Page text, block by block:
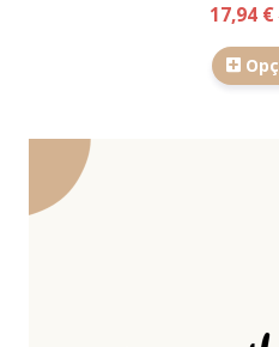
17,94 €